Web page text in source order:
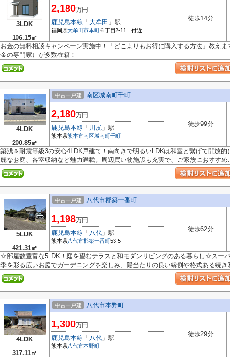
3LDK
106.15㎡
2,180万円
鹿児島本線 「 大牟田 」駅
福岡県大牟田市本町６丁目2-11 付近
徒歩14分
お金の無料相談キャンペーン実施中！「どこよりもお得に購入する方法」教え
金の専門家）が多数在籍！
4LDK
200.85㎡
中古一戸建 南区城南町千町
2,180万円
鹿児島本線 「 川尻 」駅
熊本県熊本市南区城南町千町
徒歩99分
築浅＆耐震等級3の安心4LDK戸建て！南向きで明るいLDKは和室と繋げて開放
麗なお庭、各室収納など魅力満載。周辺買い物施設も充実で、ご家族におすすめ
5LDK
421.31㎡
中古一戸建 八代市郡築一番町
1,198万円
鹿児島本線 「 八代 」駅
熊本県八代市郡築一番町53-5
徒歩62分
☆部屋数豊富な5LDK！庭を望むテラスと和モダンリビングのある暮らし☆スー
季を彩る広いお庭でガーデニングを楽しみ、陽当たりの良い縁側や格式ある続き
4LDK
317.11㎡
中古一戸建 八代市本野町
1,300万円
鹿児島本線 「 八代 」駅
熊本県八代市本野町
徒歩29分